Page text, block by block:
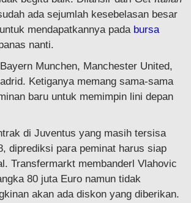
ada sejumlah kesebelasan besar
mendapatkannya pada bursa
nanti.
Munchen, Manchester United,
Ketiganya memang sama-sama
baru untuk memimpin lini depan
di Juventus yang masih tersisa
diprediksi para peminat harus siap
Transfermarkt membanderl Vlahovic
80 juta Euro namun tidak
akan ada diskon yang diberikan.